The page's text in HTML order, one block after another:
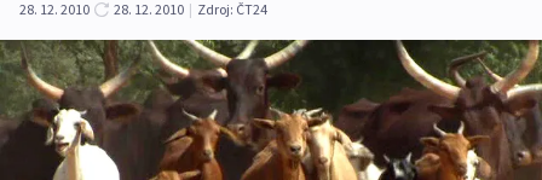
28. 12. 2010
28. 12. 2010 | Zdroj: ČT24